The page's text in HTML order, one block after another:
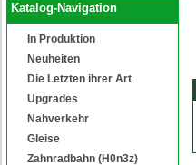
Katalog-Navigation
In Produktion
Neuheiten
Die Letzten ihrer Art
Upgrades
Nahverkehr
Gleise
Zahnradbahn (H0n3z)